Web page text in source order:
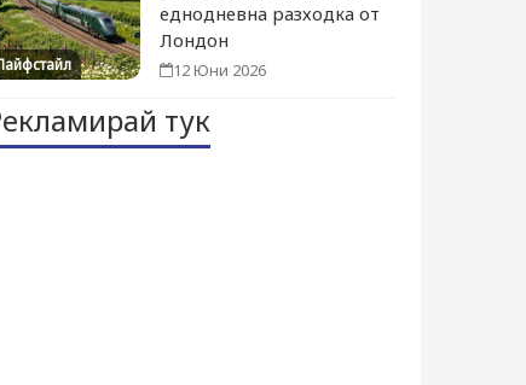
еднодневна разходка от
Лондон
12 Юни 2026
тук